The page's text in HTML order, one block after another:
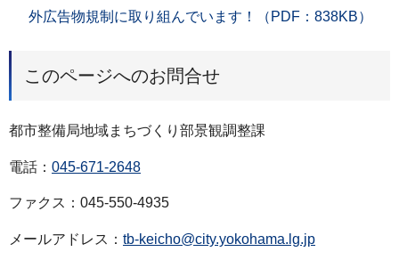
外広告物規制に取り組んでいます！（PDF：838KB）
このページへのお問合せ
都市整備局地域まちづくり部景観調整課
電話： 045-671-2648
ファクス：045-550-4935
メールアドレス： tb-keicho@city.yokohama.lg.jp